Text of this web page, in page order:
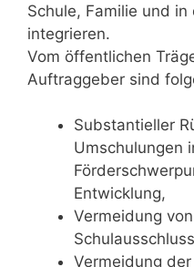
Schule, Familie und
integrieren.
Vom öffentlichen
Auftraggeber sind
Substantieller
Umschulungen
Entwicklung,
Vermeidung
Vermeidung